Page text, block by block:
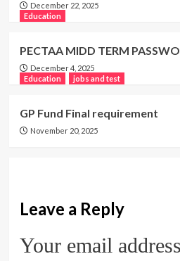
December 22, 2025
Education
PECTAA MIDD TERM
December 4, 2025
Education
jobs and test
GP Fund Final requirement
November 20, 2025
Leave a Reply
Your email